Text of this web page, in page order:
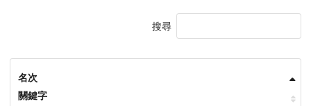
搜尋
名次
關鍵字